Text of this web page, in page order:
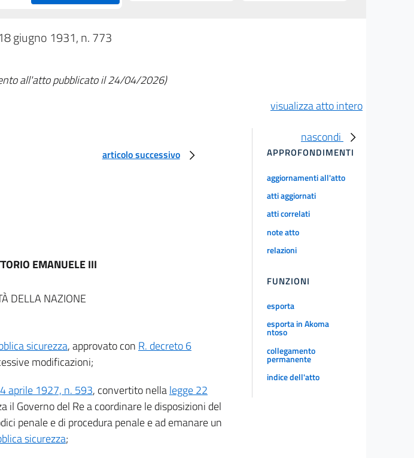
giugno 1931, n. 773
all'atto pubblicato il 24/04/2026)
visualizza atto intero
articolo successivo
EMANUELE III
DELLA NAZIONE
sicurezza, approvato con R. decreto 6
modificazioni;
aprile 1927, n. 593, convertito nellalegge 22
il Governo del Re a coordinare le disposizioni del
penale e di procedura penale e ad emanare un
sicurezza;
nascondi
APPROFONDIMENTI
aggiornamenti all'atto
atti aggiornati
atti correlati
note atto
relazioni
FUNZIONI
esporta
esporta in Akoma
ntoso
collegamento
permanente
indice dell'atto